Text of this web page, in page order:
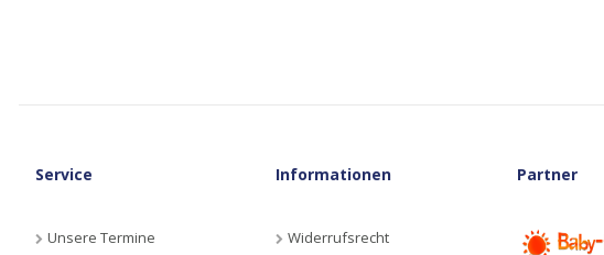
Service
Unsere Termine
Informationen
Widerrufsrecht
Partner